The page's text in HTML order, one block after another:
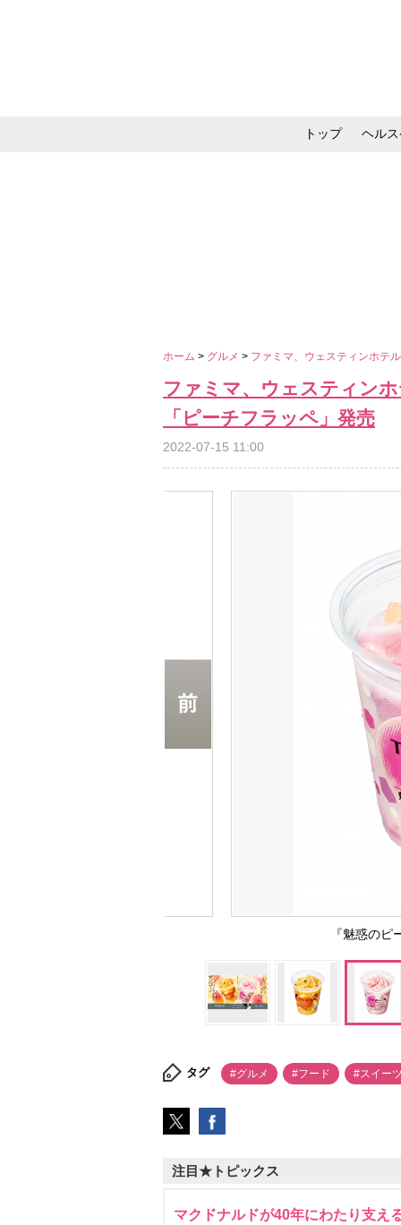
トップ ヘル
ホーム > グルメ > ファミマ、ウェスティンホテ
ファミマ、ウェスティン
「ピーチフラッペ」発売
2022-07-15 11:00
『魅惑の
タグ #グルメ #フード #スイー
注目★トピックス
マクドナルドが40年にわたり支え